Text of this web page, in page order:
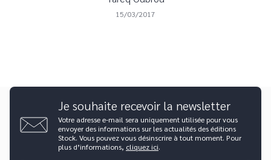
15/03/2017
Je souhaite recevoir la newsletter
Votre adresse e-mail sera uniquement utilisée pour vous
envoyer des informations sur les actualités des éditions
Stock. Vous pouvez vous désinscrire à tout moment. Pour
plus d’informations, cliquez ici.